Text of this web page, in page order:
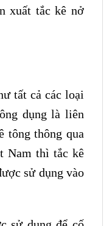
xuất tắc kê nở
tất cả các loại
dụng là liên
tông thông qua
Nam thì tắc kê
sử dụng vào